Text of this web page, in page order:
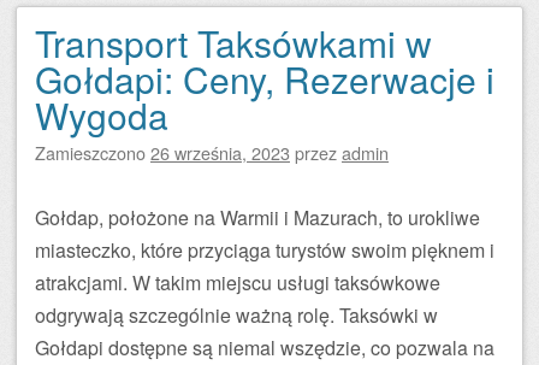
Transport Taksówkami w
Gołdapi: Ceny, Rezerwacje i
Wygoda
Zamieszczono26 września, 2023 przezadmin
Gołdap, położone na Warmii i Mazurach, to urokliwe
miasteczko, które przyciąga turystów swoim pięknem i
atrakcjami. W takim miejscu usługi taksówkowe
odgrywają szczególnie ważną rolę. Taksówki w
Gołdapi dostępne są niemal wszędzie, co pozwala na